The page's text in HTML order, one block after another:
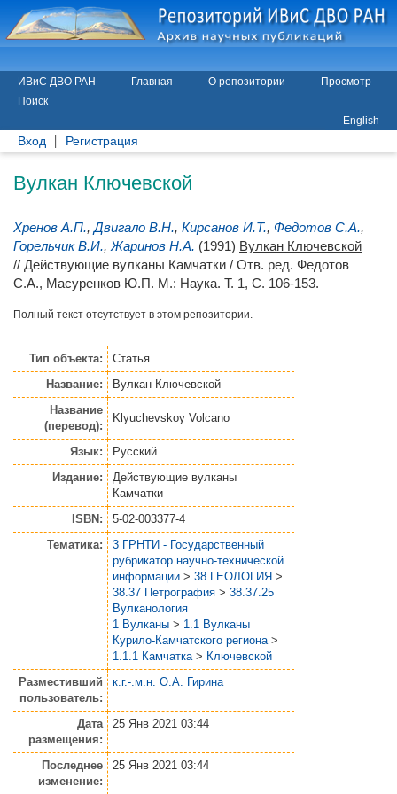
ИВиС ДВО РАН Главная О репозитории
Просмотр
Поиск
English
Вход Регистрация
Вулкан Ключевской
Хренов А.П.,Двигало В.Н., Кирсанов И.Т., Федотов С.А.,
Горельчик В.И., Жаринов Н.А. (1991) Вулкан Ключевской
// Действующие вулканы Камчатки / Отв. ред. Федотов
С.А., Масуренков Ю.П. М.: Наука. Т. 1, С. 106-153.
Полный текст отсутствует в этом репозитории.
Тип объекта:
Статья
Название:
Вулкан Ключевской
Название
(перевод):
Klyuchevskoy Volcano
Язык:
Русский
Издание:
Действующие вулканы
Камчатки
ISBN:
5-02-003377-4
Тематика:
3 ГРНТИ - Государственный
рубрикатор научно-технической
информации > 38 ГЕОЛОГИЯ >
38.37 Петрография > 38.37.25
Вулканология
1 Вулканы > 1.1 Вулканы
Курило-Камчатского региона >
1.1.1 Камчатка > Ключевской
Разместивший
пользователь:
к.г.-.м.н. О.А. Гирина
Дата
размещения:
25 Янв 2021 03:44
Последнее
изменение:
25 Янв 2021 03:44